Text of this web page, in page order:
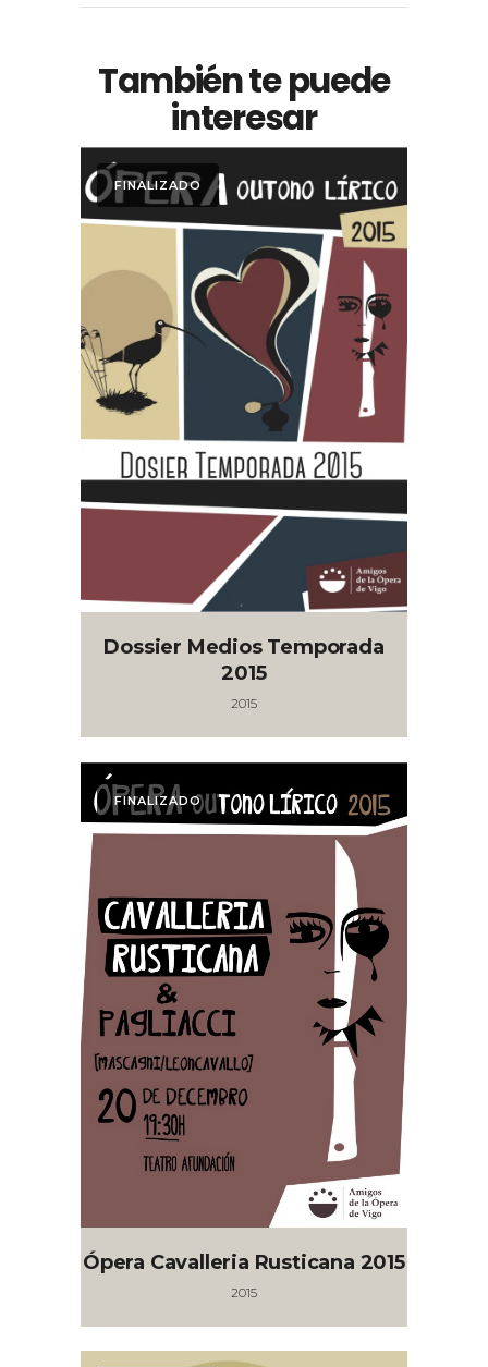
También te puede
interesar
FINALIZADO
Dossier Medios Temporada
2015
2015
FINALIZADO
Ópera Cavalleria Rusticana 2015
2015